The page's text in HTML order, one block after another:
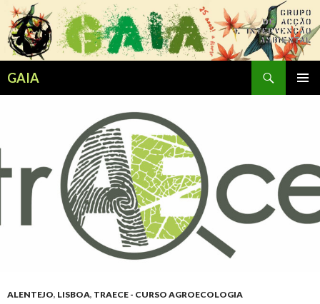
GAIA
ALENTEJO, LISBOA, TRAECE - CURSO AGROECOLOGIA